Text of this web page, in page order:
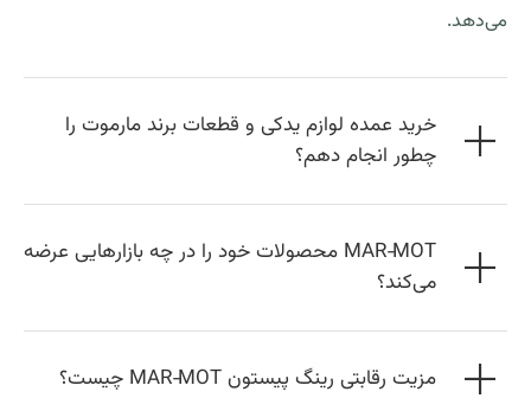
می‌دهد.
خرید عمده لوازم یدکی و قطعات برند مارموت را
چطور انجام دهم؟
MAR‑MOT محصولات خود را در چه بازارهایی عرضه
می‌کند؟
مزیت رقابتی رینگ پیستون MAR‑MOT چیست؟